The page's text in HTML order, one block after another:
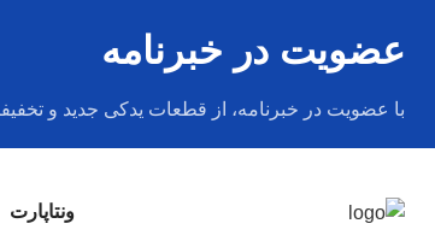
عضویت در خبرنامه
با عضویت در خبرنامه، از قطعات یدکی جدید و
ونتاپارت